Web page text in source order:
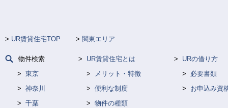
UR賃貸住宅TOP 関東エリア
物件検索
東京
神奈川
千葉
UR賃貸住宅とは
メリット・特徴
便利な制度
物件の種類
URの借り方
必要書類
お申込み資